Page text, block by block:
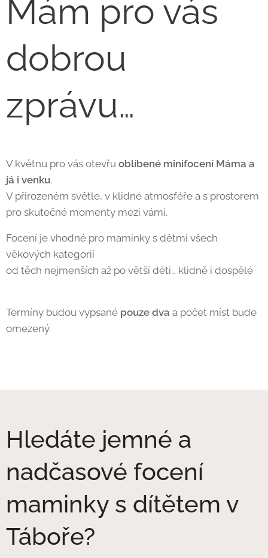
Mám pro vás
dobrou
zprávu…
V květnu pro vás otevřu oblíbené minifocení Máma a
já i venku.
V přirozeném světle, v klidné atmosféře a s prostorem
pro skutečné momenty mezi vámi.
Focení je vhodné pro maminky s dětmi všech
věkových kategorií
od těch nejmenších až po větší děti… klidně i dospělé
Termíny budou vypsané pouze dva a počet míst bude
omezený.
Hledáte jemné a
nadčasové focení
maminky s dítětem v
Táboře?